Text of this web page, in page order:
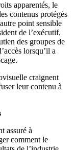
apparentés, le
contenus protégés
point sensible
de l’exécutif,
des groupes de
lorsqu’il a
craignent
leur contenu à
assuré à
comment le